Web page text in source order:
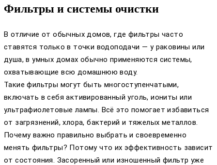
Фильтры и системы очистки
В отличие от обычных домов, где фильтры часто
ставятся только в точки водоподачи — у раковины или
душа, в умных домах обычно применяются системы,
охватывающие всю домашнюю воду.
Такие фильтры могут быть многоступенчатыми,
включать в себя активированный уголь, иониты или
ультрафиолетовые лампы. Всё это помогает избавиться
от загрязнений, хлора, бактерий и тяжелых металлов.
Почему важно правильно выбрать и своевременно
менять фильтры? Потому что их эффективность зависит
от состояния. Засоренный или изношенный фильтр уже